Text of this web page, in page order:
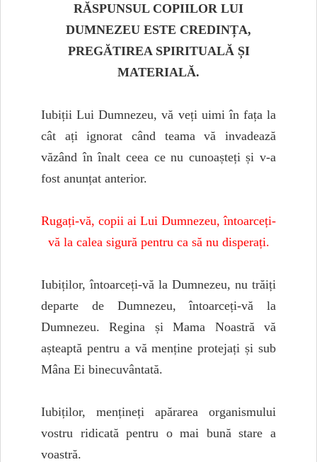
RĂSPUNSUL COPIILOR LUI
DUMNEZEU ESTE CREDINȚA,
PREGĂTIREA SPIRITUALĂ ȘI
MATERIALĂ.
Iubiții Lui Dumnezeu, vă veți uimi în fața la
cât ați ignorat când teama vă invadează
văzând în înalt ceea ce nu cunoașteți și v-a
fost anunțat anterior.
Rugați-vă, copii ai Lui Dumnezeu, întoarceți-
vă la calea sigură pentru ca să nu disperați.
Iubiților, întoarceți-vă la Dumnezeu, nu trăiți
departe de Dumnezeu, întoarceți-vă la
Dumnezeu. Regina și Mama Noastră vă
așteaptă pentru a vă menține protejați și sub
Mâna Ei binecuvântată.
Iubiților, mențineți apărarea organismului
vostru ridicată pentru o mai bună stare a
voastră.